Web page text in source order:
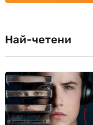
Най-четени